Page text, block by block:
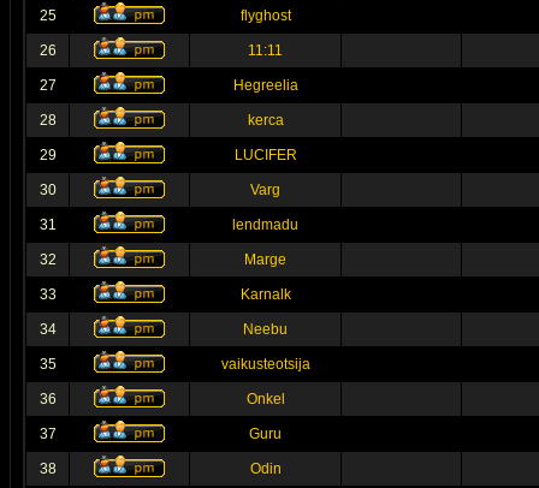
25 flyghost
26 11:11
27 Hegreelia
28 kerca
29 LUCIFER
30 Varg
31 lendmadu
32 Marge
33 Karnalk
34 Neebu
35 vaikusteotsija
36 Onkel
37 Guru
38 Odin